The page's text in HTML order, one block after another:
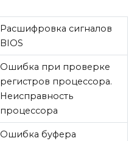
Расшифровка сигналов
BIOS
Ошибка при проверке
регистров процессора.
Неисправность
процессора
Ошибка буфера